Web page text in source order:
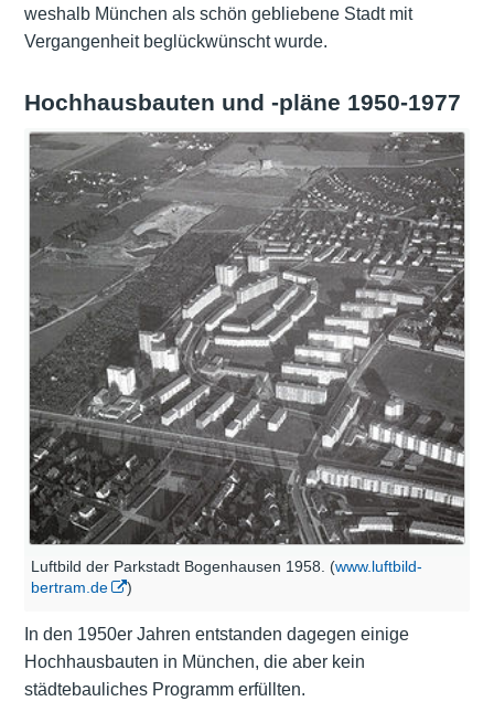
weshalb München als schön gebliebene Stadt mit
Vergangenheit beglückwünscht wurde.
Hochhausbauten und -pläne 1950-1977
Luftbild der Parkstadt Bogenhausen 1958. (www.luftbild-
bertram.de
)
In den 1950er Jahren entstanden dagegen einige
Hochhausbauten in München, die aber kein
städtebauliches Programm erfüllten.